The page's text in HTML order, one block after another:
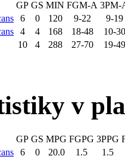
GP GS MIN FGM-A 3PM-
6 0 120 9-22
9-19
4 4 168 18-48
10-30
10 4 288 27-70 19-49
v
GP GS MPG FGPG 3PPG
6 0 20.0 1.5
1.5